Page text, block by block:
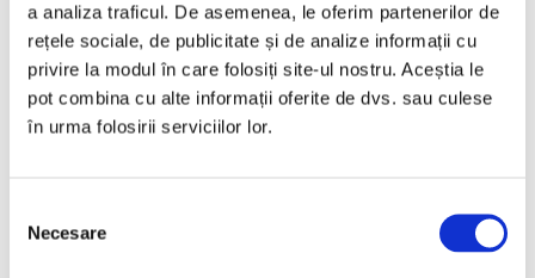
a analiza traficul. De asemenea, le oferim partenerilor de
rețele sociale, de publicitate și de analize informații cu
privire la modul în care folosiți site-ul nostru. Aceștia le
pot combina cu alte informații oferite de dvs. sau culese
în urma folosirii serviciilor lor.
consimțământului
Necesare
Picasso vândut la București
16 Iulie 2026